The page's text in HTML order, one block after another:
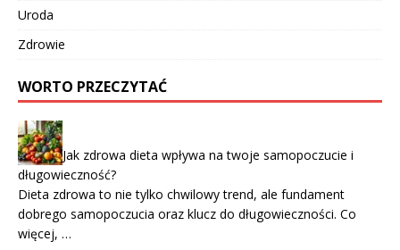
Uroda
Zdrowie
WORTO PRZECZYTAĆ
Jak zdrowa dieta wpływa na twoje samopoczucie i
długowieczność?
Dieta zdrowa to nie tylko chwilowy trend, ale fundament
dobrego samopoczucia oraz klucz do długowieczności. Co
więcej, …